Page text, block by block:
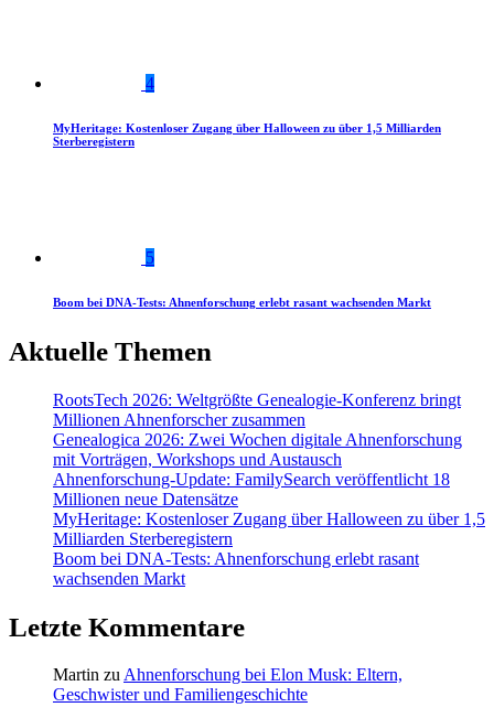
4
MyHeritage: Kostenloser Zugang über Halloween zu über 1,5 Milliarden
Sterberegistern
5
Boom bei DNA-Tests: Ahnenforschung erlebt rasant wachsenden Markt
Aktuelle Themen
RootsTech 2026: Weltgrößte Genealogie-Konferenz bringt
Millionen Ahnenforscher zusammen
Genealogica 2026: Zwei Wochen digitale Ahnenforschung
mit Vorträgen, Workshops und Austausch
Ahnenforschung-Update: FamilySearch veröffentlicht 18
Millionen neue Datensätze
MyHeritage: Kostenloser Zugang über Halloween zu über 1,5
Milliarden Sterberegistern
Boom bei DNA-Tests: Ahnenforschung erlebt rasant
wachsenden Markt
Letzte Kommentare
Martin zu Ahnenforschung bei Elon Musk: Eltern,
Geschwister und Familiengeschichte